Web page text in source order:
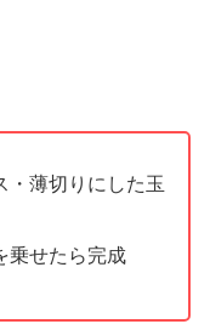
・薄切りにした玉
乗せたら完成